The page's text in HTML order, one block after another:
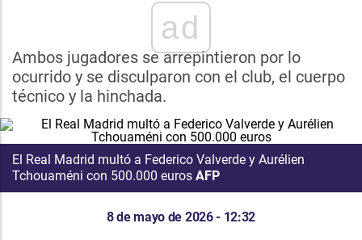
ad
Ambos jugadores se arrepintieron por lo
ocurrido y se disculparon con el club, el cuerpo
técnico y la hinchada.
El Real Madrid multó a Federico Valverde y Aurélien
Tchouaméni con 500.000 euros AFP
8 de mayo de 2026 - 12:32